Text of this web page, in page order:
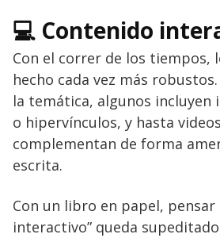
💻 Contenido
Con el correr de los tiempos,
hecho cada vez más
la temática, algunos incluyen
o hipervínculos, y hasta
complementan de forma
escrita.
Con un libro en papel, pensar
interactivo” queda